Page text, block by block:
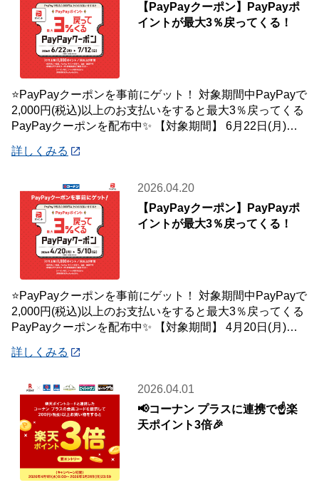
【PayPayクーポン】PayPayポ
イントが最大3％戻ってくる！
⭐PayPayクーポンを事前にゲット！ 対象期間中PayPayで
2,000円(税込)以上のお支払いをすると最大3％戻ってくる
PayPayクーポンを配布中✨ 【対象期間】 6月22日(月)～7
詳しくみる
2026.04.20
【PayPayクーポン】PayPayポ
イントが最大3％戻ってくる！
⭐PayPayクーポンを事前にゲット！ 対象期間中PayPayで
2,000円(税込)以上のお支払いをすると最大3％戻ってくる
PayPayクーポンを配布中✨ 【対象期間】 4月20日(月)～5
詳しくみる
2026.04.01
📢コーナン プラスに連携で☝️楽
天ポイント3倍🎉